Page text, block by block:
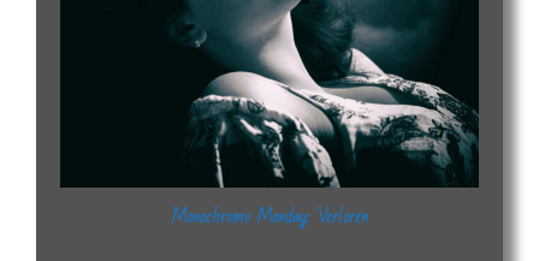
Monochrome Monday: Verloren